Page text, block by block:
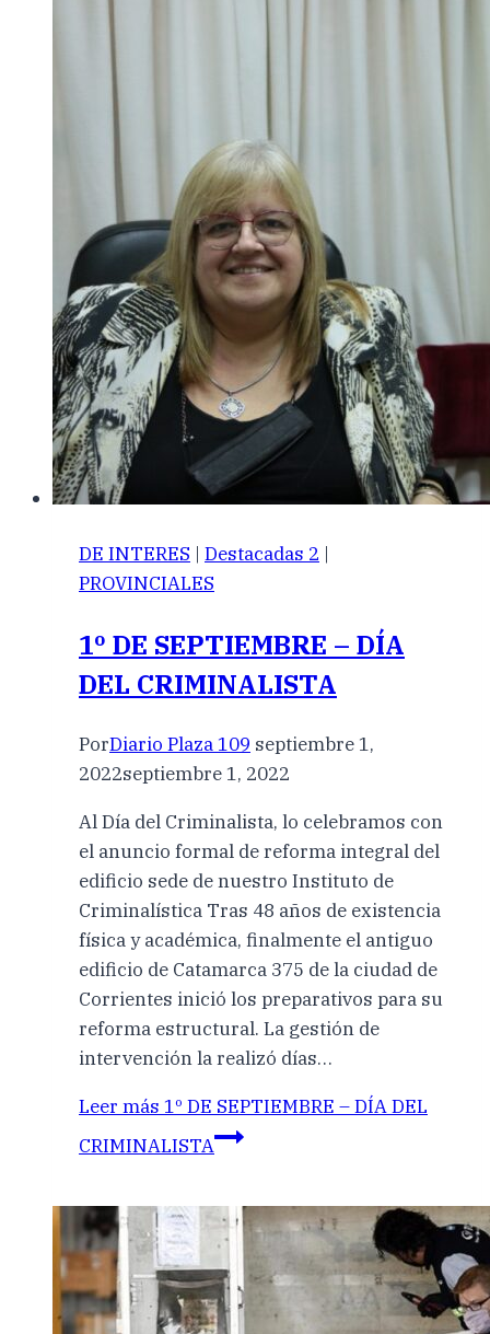
DE INTERES | Destacadas 2 |
PROVINCIALES
1º DE SEPTIEMBRE – DÍA
DEL CRIMINALISTA
PorDiario Plaza 109 septiembre 1,
2022septiembre 1, 2022
Al Día del Criminalista, lo celebramos con
el anuncio formal de reforma integral del
edificio sede de nuestro Instituto de
Criminalística Tras 48 años de existencia
física y académica, finalmente el antiguo
edificio de Catamarca 375 de la ciudad de
Corrientes inició los preparativos para su
reforma estructural. La gestión de
intervención la realizó días…
Leer más 1º DE SEPTIEMBRE – DÍA DEL
CRIMINALISTA